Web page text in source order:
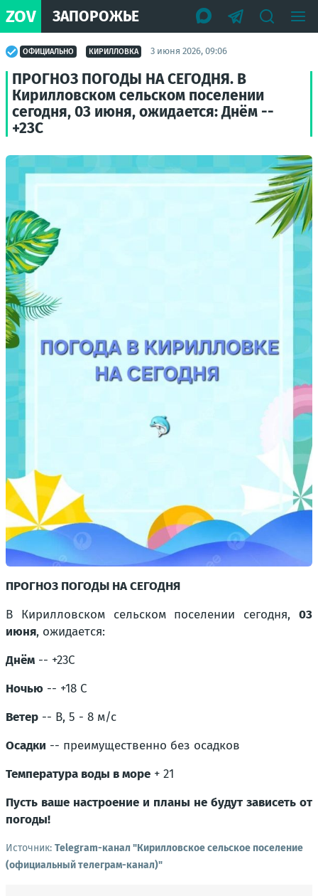
ZOV ЗАПОРОЖЬЕ
ОФИЦИАЛЬНО КИРИЛЛОВКА 3 июня 2026, 09:06
ПРОГНОЗ ПОГОДЫ НА СЕГОДНЯ. В
Кирилловском сельском поселении
сегодня, 03 июня, ожидается: Днём --
+23С
ПРОГНОЗ ПОГОДЫ НА СЕГОДНЯ
В Кирилловском сельском поселении сегодня, 03
июня, ожидается:
Днём -- +23С
Ночью -- +18 С
Ветер -- В, 5 - 8 м/с
Осадки -- преимущественно без осадков
Температура воды в море + 21
Пусть ваше настроение и планы не будут зависеть от
погоды!
Источник: Telegram-канал "Кирилловское сельское поселение
(официальный телеграм-канал)"